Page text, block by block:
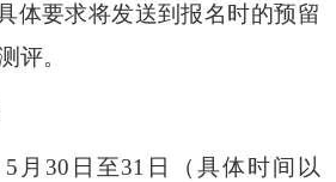
体要求将发送到报名时的预留
评。
月30日至31日（具体时间以